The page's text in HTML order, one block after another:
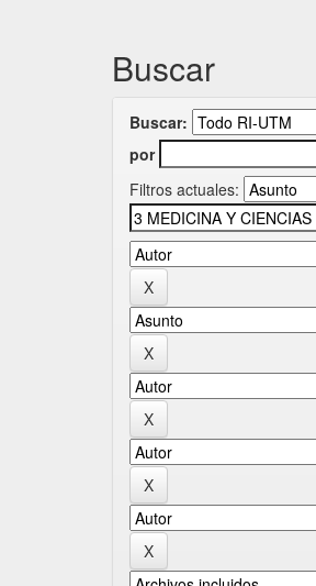
Buscar
Buscar:
por
Filtros actuales: